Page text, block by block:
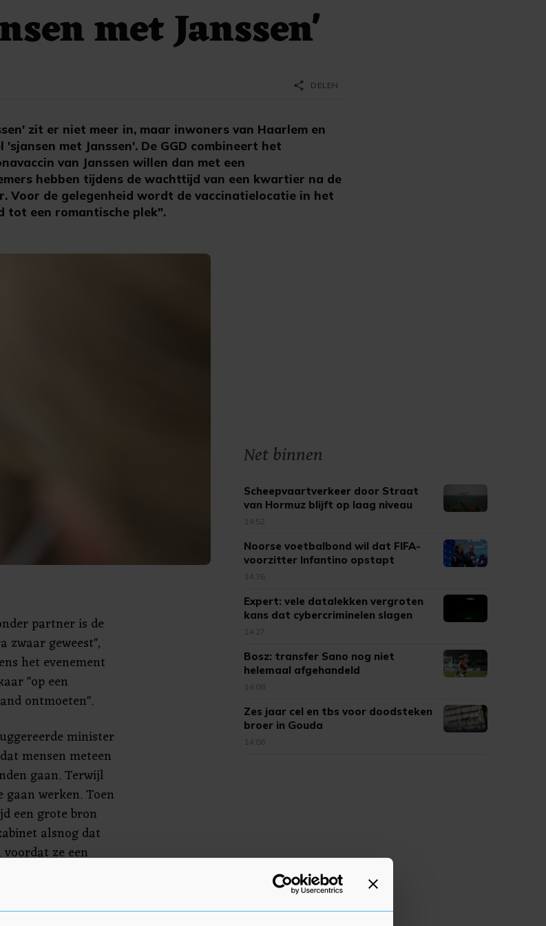
met Janssen'
zit er niet meer in, maar inwoners van Haarlem en
met Janssen'. De GGD combineert het
van Janssen willen dan met een
hebben tijdens de wachttijd van een kwartier na de
Voor de gelegenheid wordt de vaccinatielocatie in het
tot een romantische plek".
share DELEN
partner is de
zwaar geweest",
het evenement
"op een
ontmoeten".
minister
mensen meteen
gaan. Terwijl
werken. Toen
een grote bron
alsnog dat
ze een
tot
geen afstand
tijd overigens
Net binnen
Scheepvaartverkeer door Straat
van Hormuz blijft op laag niveau
14:52
Noorse voetbalbond wil dat FIFA-
voorzitter Infantino opstapt
14:36
Expert: vele datalekken vergroten
kans dat cybercriminelen slagen
14:27
Bosz: transfer Sano nog niet
helemaal afgehandeld
14:08
Zes jaar cel en tbs voor doodsteken
broer in Gouda
14:06